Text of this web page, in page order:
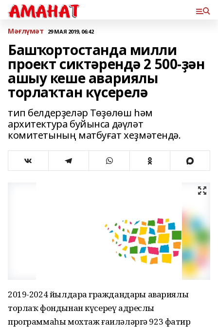
Мәғлүмәт 29 МАЯ 2019, 06:42
Башҡортостанда милли
проект сиктәрендә 2 500-ҙән
ашыу кеше авариялы
торлаҡтан күсерелә
тип белдерҙеләр Төҙөлөш һәм
архитектура буйынса дәүләт
комитетының матбуғат хеҙмәтендә.
2019-2024 йылдарҙа граждандарҙы авариялы
торлаҡ фондынан күсереү адреслы
программаһы мохтаж ғаиләләргә 923 фатир